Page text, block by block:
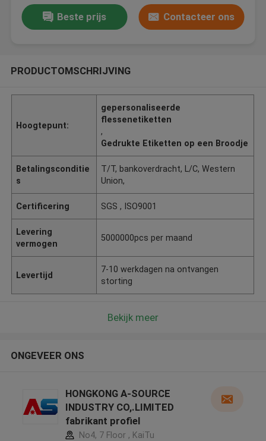
Beste prijs Contacteer ons
PRODUCTOMSCHRIJVING
Hoogtepunt:
gepersonaliseerde
flessenetiketten
,
Gedrukte Etiketten op een Broodje
Betalingsconditie
s
T/T, bankoverdracht, L/C, Western
Union,
Certificering SGS , ISO9001
Levering
vermogen
5000000pcs per maand
Levertijd
7-10 werkdagen na ontvangen
storting
Bekijk meer
ONGEVEER ONS
HONGKONG A-SOURCE
INDUSTRY CO,.LIMITED
fabrikant profiel
No4, 7 Floor , KaiTu